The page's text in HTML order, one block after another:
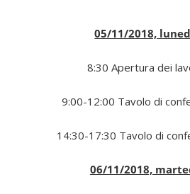
05/11/2018,
8:30 Apertura dei
9:00-12:00 Tavolo di
14:30-17:30 Tavolo di
06/11/2018,